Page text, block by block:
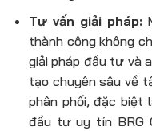
Tư vấn giải pháp:
thành công không
giải pháp đầu tư và
tạo chuyên sâu về
phân phối, đặc biệt
đầu tư uy tín BRG